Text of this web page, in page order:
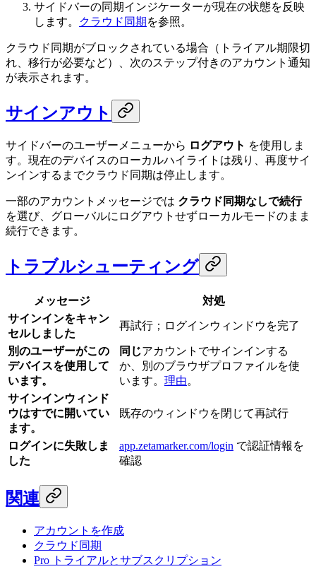
サイドバーの同期インジケーターが現在の状態を反映
します。
クラウド同期 を参照。
クラウド同期がブロックされている場合（トライアル期限切
れ、移行が必要など）、次のステップ付きのアカウント通知
が表示されます。
サインアウト
サイドバーのユーザーメニューから ログアウト を使用しま
す。現在のデバイスのローカルハイライトは残り、再度サイ
ンインするまでクラウド同期は停止します。
一部のアカウントメッセージでは クラウド同期なしで続行
を選び、グローバルにログアウトせずローカルモードのまま
続行できます。
トラブルシューティング
メッセージ
対処
サインインをキャン
セルしました
再試行；ログインウィンドウを完了
別のユーザーがこの
デバイスを使用して
います。
同じアカウントでサインインする
か、別のブラウザプロファイルを使
います。 理由。
サインインウィンド
ウはすでに開いてい
ます。
既存のウィンドウを閉じて再試行
ログインに失敗しま
した
app.zetamarker.com/login で認証情報を
確認
関連
アカウントを作成
クラウド同期
Pro トライアルとサブスクリプション